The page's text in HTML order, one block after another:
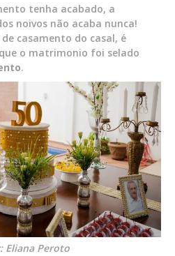
tenha acabado, a
noivos não acaba nunca!
casamento do casal, é
o matrimonio foi selado
.
Eliana Peroto